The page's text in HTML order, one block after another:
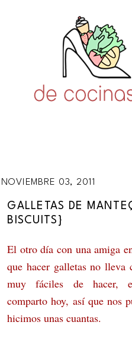
NOVIEMBRE 03, 2011
GALLETAS DE
BISCUITS}
El otro día con una amiga
que hacer galletas no lleva
muy fáciles de hacer,
comparto hoy, así que nos
hicimos unas cuantas.